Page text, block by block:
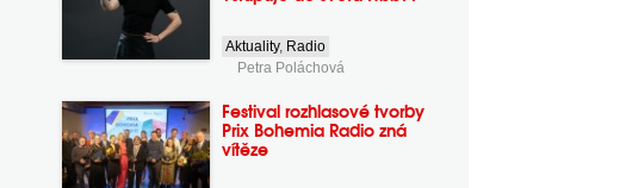
Aktuality, Radio
Petra Poláchová
Festival rozhlasové tvorby
Prix Bohemia Radio zná
vítěze